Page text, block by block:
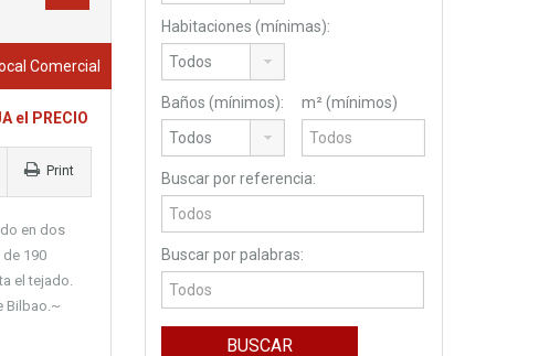
Comercial
el PRECIO
Print
en dos
190
el tejado.
Bilbao.~
Habitaciones (mínimas):
Baños (mínimos): m² (mínimos)
Buscar por referencia:
Buscar por palabras: